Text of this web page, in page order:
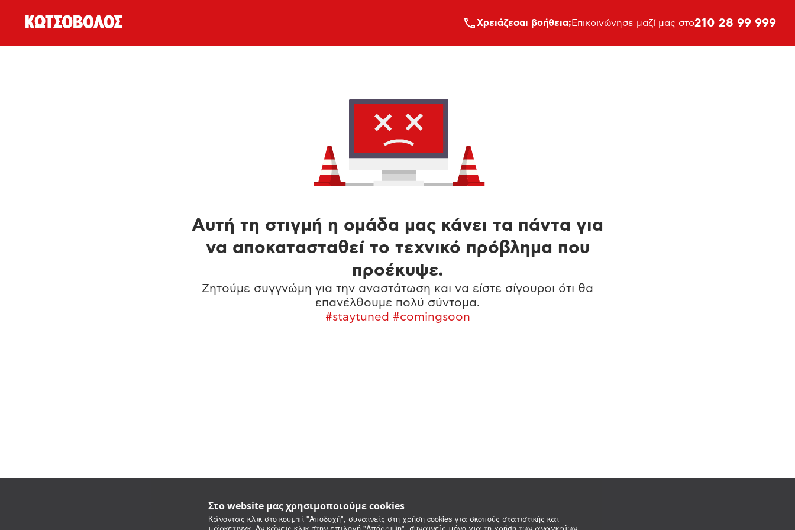
Στο website μας χρησιμοποιούμε cookies
Κάνοντας κλικ στο κουμπί "Αποδοχή", συναινείς στη χρήση cookies για σκοπούς στατιστικής και
Xρειάζεσαι βοήθεια; Επικοινώνησε μαζί μας στο210 28 99 999
Αυτή τη στιγμή η ομάδα μας κάνει τα πάντα για
να αποκατασταθεί το τεχνικό πρόβλημα που
προέκυψε.
Ζητούμε συγγνώμη για την αναστάτωση και να είστε σίγουροι ότι θα
επανέλθουμε πολύ σύντομα.
#staytuned #comingsoon